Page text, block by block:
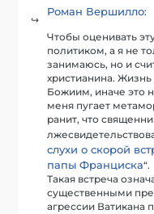
Роман Вершилло:
Чтобы оценивать
политиком, а я не
занимаюсь, но и
христианина.
Божиим, иначе это
меня пугает
ранит, что
слухи о скорой
папы Франциска“.
Такая встреча
существенными
агрессии Ватикана